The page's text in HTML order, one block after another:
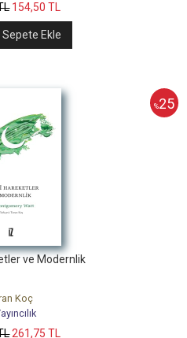
154,50 TL
Sepete Ekle
%25
ve Modernlik
Koç
261,75 TL